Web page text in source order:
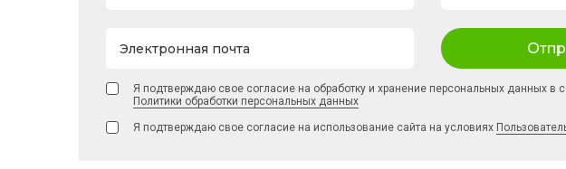
Электронная почта
Я подтверждаю свое согласие на обработку и хранение персональных данных в
Политики обработки персональных данных
Я подтверждаю свое согласие на использование сайта на условиях